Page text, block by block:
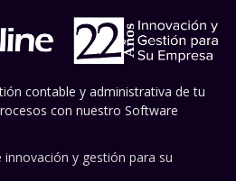
contable y administrativa de tu
con nuestro Software
innovación y gestión para su